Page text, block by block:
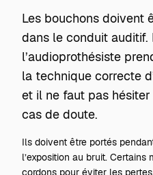
Les bouchons doivent
dans le conduit auditif.
l’audioprothésiste
la technique correcte
et il ne faut pas
cas de doute.
Ils doivent être portés
l’exposition au bruit.
cordons pour éviter les